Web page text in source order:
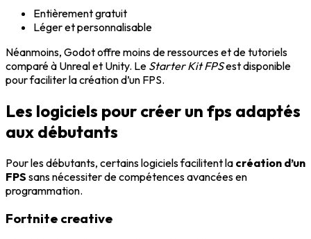
Entièrement gratuit
Léger et personnalisable
Néanmoins, Godot offre moins de ressources et de tutoriels
comparé à Unreal et Unity. Le Starter Kit FPSest disponible
pour faciliter la création d’un FPS.
Les logiciels pour créer un fps adaptés
aux débutants
Pour les débutants, certains logiciels facilitent la création d’un
FPS sans nécessiter de compétences avancées en
programmation.
Fortnite creative